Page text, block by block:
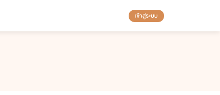
เข้าสู่ระบบ